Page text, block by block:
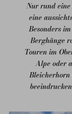
Nur rund
eine
Besonders
Berghänge
Touren im
Alpe oder